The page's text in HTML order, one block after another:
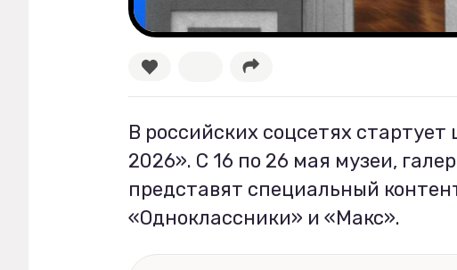
В российских соцсетях
2026». С 16 по 26 мая музеи,
представят специальный
«Одноклассники» и «Макс».